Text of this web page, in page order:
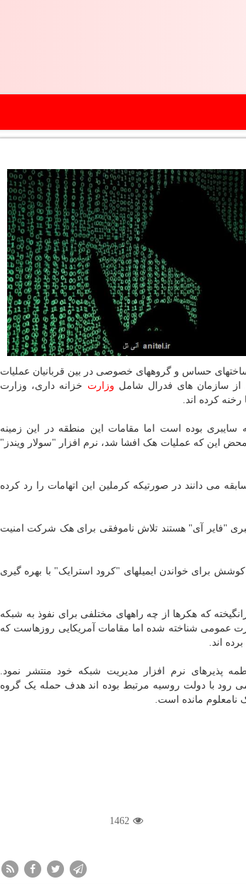
حساس و گروههای خصوصی در بین قربانیان عملیات
از سازمان های فدرال شامل وزارت خزانه داری، وزارت
رخنه کرده اند.
سایبری بوده است اما مقامات این منطقه در این زمینه
این که عملیات هک افشا شد، نرم افزار "سولار ویندز"
می دانند در صورتیکه کرملین این اتهامات را رد کرده
"فایر آی" هستند تلاش ناموفقی برای هک شرکت امنیت
هکرها در کوشش برای خواندن ایمیلهای "کرود استرایک" با بهره گیری
که هکرها از چه راههای مختلفی برای نفوذ به شبکه
صورت عمومی شناخته شده اما مقامات آمریکایی روزهاست که
اند.
پذیرهای نرم افزار مدیریت شبکه خود منتشر نمود.
رود با دولت روسیه مرتبط بوده اند هدف حمله یک گروه
نامعلوم مانده است.
1462